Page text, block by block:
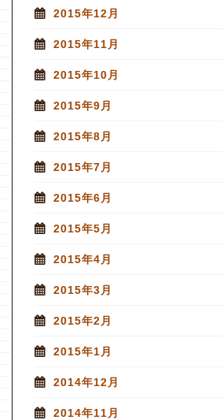
2015年12月
2015年11月
2015年10月
2015年9月
2015年8月
2015年7月
2015年6月
2015年5月
2015年4月
2015年3月
2015年2月
2015年1月
2014年12月
2014年11月